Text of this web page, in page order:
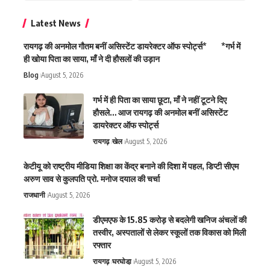
Latest News
रायगढ़ की अनमोल गौतम बनीं असिस्टेंट डायरेक्टर ऑफ स्पोर्ट्स* *गर्भ में
ही खोया पिता का साया, माँ ने दी हौसलों की उड़ान
Blog August 5, 2026
गर्भ में ही पिता का साया छूटा, माँ ने नहीं टूटने दिए
हौसले… आज रायगढ़ की अनमोल बनीं असिस्टेंट
डायरेक्टर ऑफ स्पोर्ट्स
रायगढ़ खेल August 5, 2026
केटीयू को राष्ट्रीय मीडिया शिक्षा का केंद्र बनाने की दिशा में पहल, डिप्टी सीएम
अरुण साव से कुलपति प्रो. मनोज दयाल की चर्चा
राजधानी August 5, 2026
डीएमएफ के 15.85 करोड़ से बदलेगी खनिज अंचलों की
तस्वीर, अस्पतालों से लेकर स्कूलों तक विकास को मिली
रफ्तार
रायगढ़ घरघोडा़ August 5, 2026